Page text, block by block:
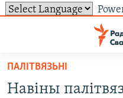
ўнівэрсальнага
доступу
Перайсьці
ПАЛІТВЯЗЬНІ
Навіны